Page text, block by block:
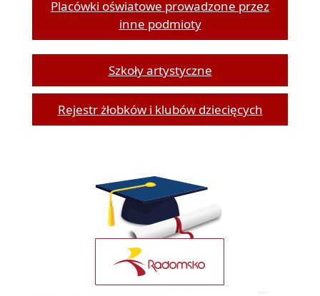
Placówki oświatowe prowadzone przez
inne podmioty
Szkoły artystyczne
Rejestr żłobków i klubów dziecięcych